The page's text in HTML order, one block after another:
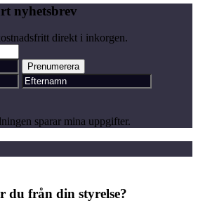
nyhetsbrev
direkt i inkorgen.
sparar mina uppgifter.
du från din styrelse?